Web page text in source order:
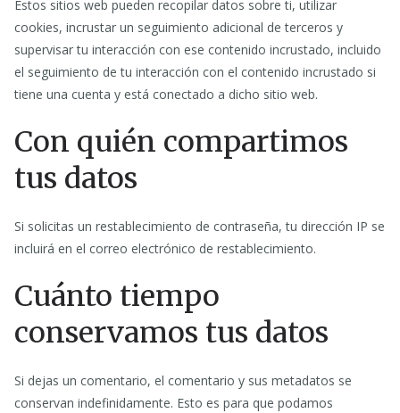
Estos sitios web pueden recopilar datos sobre ti, utilizar
cookies, incrustar un seguimiento adicional de terceros y
supervisar tu interacción con ese contenido incrustado, incluido
el seguimiento de tu interacción con el contenido incrustado si
tiene una cuenta y está conectado a dicho sitio web.
Con quién compartimos
tus datos
Si solicitas un restablecimiento de contraseña, tu dirección IP se
incluirá en el correo electrónico de restablecimiento.
Cuánto tiempo
conservamos tus datos
Si dejas un comentario, el comentario y sus metadatos se
conservan indefinidamente. Esto es para que podamos